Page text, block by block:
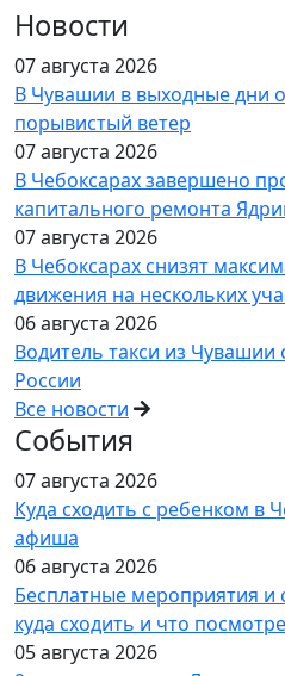
Новости
07 августа 2026
В Чувашии в выходные дни
порывистый ветер
07 августа 2026
В Чебоксарах завершено
капитального ремонта
07 августа 2026
В Чебоксарах снизят
движения на нескольких
06 августа 2026
Водитель такси из
России
Все новости
События
07 августа 2026
Куда сходить с ребенком в
афиша
06 августа 2026
Бесплатные мероприятия и
куда сходить и что
05 августа 2026